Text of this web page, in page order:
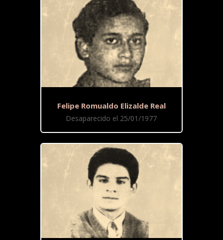
Felipe Romualdo Elizalde Real
Desaparecido el 25/01/1977